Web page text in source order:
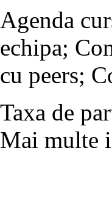
Agenda
echipa;
cu peers;
Taxa de
Mai multe